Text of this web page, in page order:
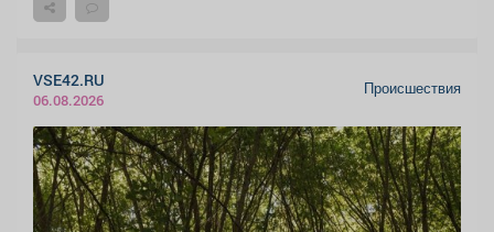
VSE42.RU
06.08.2026
Происшествия